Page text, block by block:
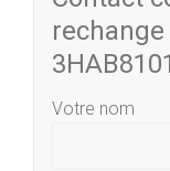
rechange
Votre nom